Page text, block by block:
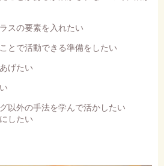
スの要素を入れたい
とで活動できる準備をしたい
げたい
以外の手法を学んで活かしたい
したい